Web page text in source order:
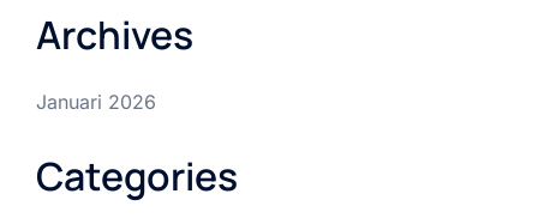
Archives
Januari 2026
Categories